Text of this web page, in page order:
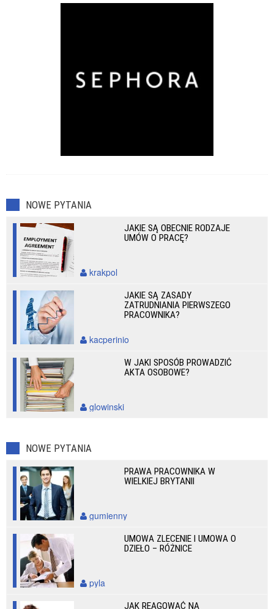
NOWE PYTANIA
JAKIE SĄ OBECNIE RODZAJE
UMÓW O PRACĘ?
krakpol
JAKIE SĄ ZASADY
ZATRUDNIANIA PIERWSZEGO
PRACOWNIKA?
kacperinio
W JAKI SPOSÓB PROWADZIĆ
AKTA OSOBOWE?
glowinski
NOWE PYTANIA
PRAWA PRACOWNIKA W
WIELKIEJ BRYTANII
gumienny
UMOWA ZLECENIE I UMOWA O
DZIEŁO – RÓŻNICE
pyla
JAK REAGOWAĆ NA